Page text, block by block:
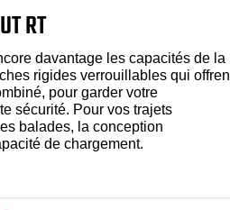
RT
davantage les capacités de la
rigides verrouillables qui
pour garder votre
sécurité. Pour vos trajets
balades, la conception
de chargement.